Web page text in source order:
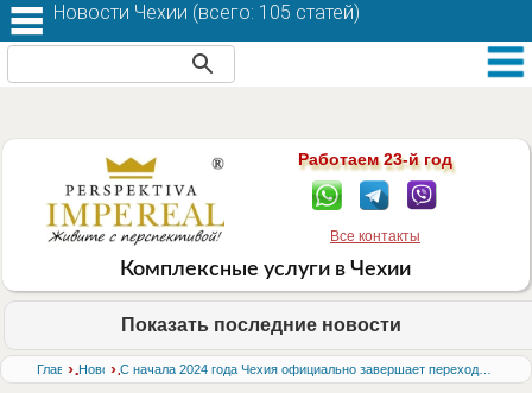
Работаем 23-й год
Все контакты
Комплексные услуги в Чехии
Показать последние новости
Главная
›
Новости
›
Новости Чехии (всего: 105 статей)